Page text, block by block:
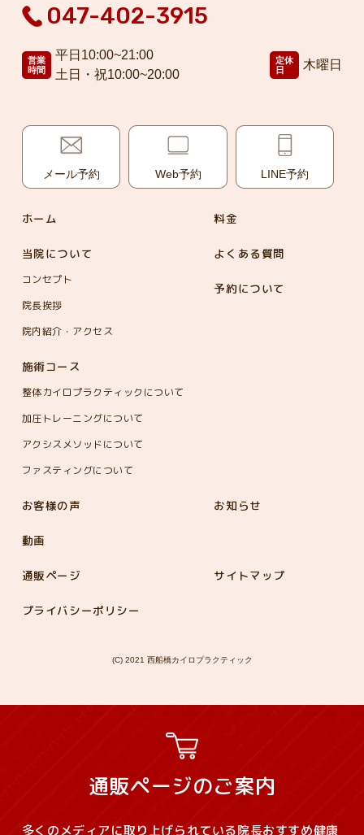
047-402-3915
営業
時間
平日10:00~21:00
土日・祝10:00~20:00
定休
日
木曜日
メール予約 Web予約 LINE予約
ホーム
当院について
コンセプト
院長挨拶
院内紹介・アクセス
料金
よくある質問
予約について
施術コース
整体カイロプラクティックについて
加圧トレーニングについて
アクシスメソッドについて
ファスティングについて
お客様の声 お知らせ
動画
通販ページ サイトマップ
プライバシーポリシー
(C) 2021 西船橋カイロプラクティック
通販ページのご案内
多くのメディアに取り上げられている院長おすすめ健康